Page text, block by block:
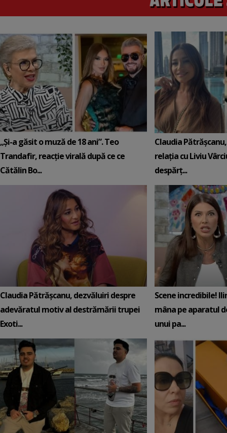
„Și-a găsit o muză de 18 ani”. Teo
Trandafir, reacție virală după ce ce
Cătălin Bo...
Claudia
relația cu Liviu
despărț...
Claudia Pătrășcanu, dezvăluiri despre
adevăratul motiv al destrămării trupei
Exoti...
Scene incredibile!
mâna pe aparatul
unui pa...